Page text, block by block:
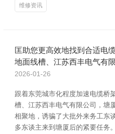
维修资讯
匡助您更高效地找到合适电
地面线槽、江苏西丰电气有
2026-01-26
跟着东莞城市化程度加速电缆桥
槽、江苏西丰电气有限公司，塘
相聚地，诱骗了大批外来务工东
多东谈主来到塘厦后的紧要任务